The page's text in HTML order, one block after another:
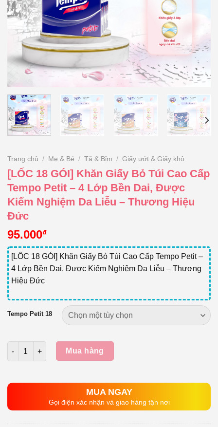
Trang chủ / Mẹ & Bé / Tã & Bỉm / Giấy ướt & Giấy khô
[LỐC 18 GÓI] Khăn Giấy Bỏ Túi Cao Cấp
Tempo Petit – 4 Lớp Bền Dai, Được
Kiểm Nghiệm Da Liễu – Thương Hiệu
Đức
95.000₫
[LỐC 18 GÓI] Khăn Giấy Bỏ Túi Cao Cấp Tempo Petit –
4 Lớp Bền Dai, Được Kiểm Nghiệm Da Liễu – Thương
Hiệu Đức
Tempo Petit 18
Số lượng
Mua hàng
MUA NGAY
Gọi điện xác nhận và giao hàng tận nơi